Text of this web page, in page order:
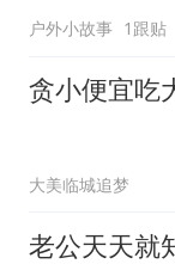
户外小故事 1跟贴
贪小便宜吃
大美临城追梦
老公天天就